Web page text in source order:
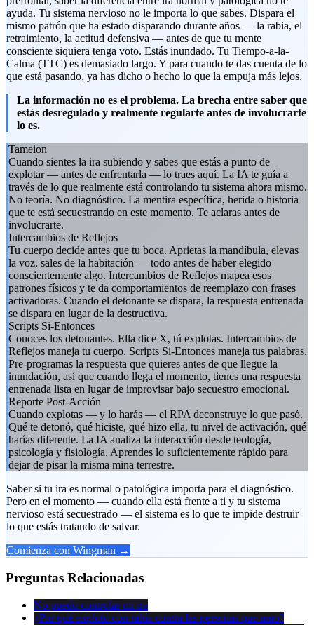
ayuda. Tu sistema nervioso no le importa lo que sabes. Dispara el
mismo patrón que ha estado disparando durante años — la rabia, el
retraimiento, la actitud defensiva — antes de que tu mente
consciente siquiera tenga voto. Estás inundado. Tu Tiempo-a-la-
Calma (TTC) es demasiado largo. Y para cuando te das cuenta de lo
que está pasando, ya has dicho o hecho lo que la empuja más lejos.
La información no es el problema. La brecha entre saber que
estás desregulado y realmente regularte antes de involucrarte
lo es.
Tameion
Cuando sientes la ira subiendo y sabes que estás a punto de
explotar — antes de enfrentarla — lo traes aquí. La IA te guía a
través de lo que realmente está controlando tu sistema ahora mismo.
No teoría. No diagnóstico. La mentira específica, herida o historia
que te está secuestrando en este momento. Te aclaras antes de
involucrarte.
Intercambios de Reflejos
Tu cuerpo decide antes que tu boca. Aprietas la mandíbula, elevas
la voz, sales de la habitación — todo antes de haber elegido
conscientemente algo. Intercambios de Reflejos mapea esos
patrones físicos y te da comportamientos de reemplazo con frases
activadoras. Cuando el detonante se dispara, la respuesta entrenada
se dispara en lugar de la destructiva.
Scripts Si-Entonces
Conoces los detonantes. Ella dice X, tú explotas. Intercambios de
Reflejos maneja tu cuerpo. Scripts Si-Entonces maneja tus palabras.
Pre-programas la respuesta que quieres antes de que llegue la
inundación, así que cuando llega el momento, tienes una respuesta
entrenada lista en lugar de improvisar bajo secuestro emocional.
Reporte Post-Acción
Cuando explotas — y lo harás — el RPA deconstruye lo que pasó.
Qué te detonó, qué hiciste, qué hizo ella, tu nivel de activación, qué
harías diferente. La IA analiza la interacción desde teología,
psicología y fisiología. Aprendes lo suficientemente rápido para
dejar de pisar la misma mina terrestre.
Saber si tu ira es normal o patológica importa para el diagnóstico.
Pero en el momento — cuando ella está frente a ti y tu sistema
nervioso está secuestrado — el sistema es lo que te impide destruir
lo que estás tratando de salvar.
Comienza con Wingman →
Preguntas Relacionadas
No puedo controlar mi ira
¿Por qué exploto con rabia contra las personas que amo?